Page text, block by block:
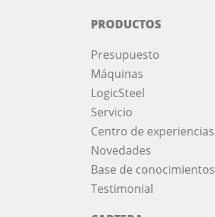
PRODUCTOS
Presupuesto
Máquinas
LogicSteel
Servicio
Centro de experiencias
Novedades
Base de conocimientos
Testimonial